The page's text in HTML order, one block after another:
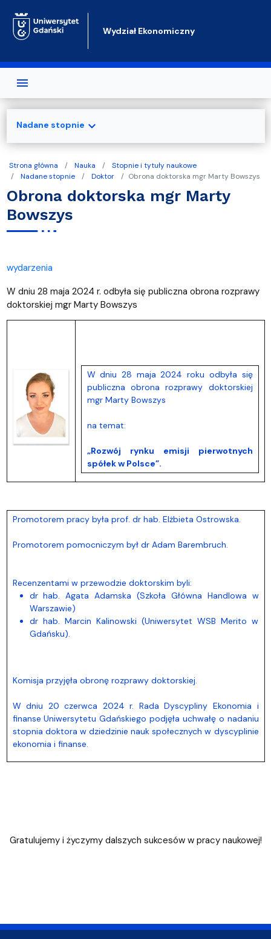
Wydział Ekonomiczny
Strona główna Nauka
Stopnie i tytuły naukowe
Nadane stopnie
Doktor Obrona doktorska mgr Marty Bowszys
Obrona doktorska mgr Marty
Bowszys
wydarzenia
W dniu 28 maja 2024 r. odbyła się publiczna obrona rozprawy
doktorskiej mgr Marty Bowszys
W dniu 28 maja 2024 roku odbyła się
publiczna obrona rozprawy doktorskiej
mgr Marty Bowszys
na temat:
„Rozwój rynku emisji pierwotnych
spółek w Polsce”.
Promotorem pracy była prof. dr hab. Elżbieta Ostrowska.
Promotorem pomocniczym był dr Adam Barembruch.
Recenzentami w przewodzie doktorskim byli:
dr hab. Agata Adamska (Szkoła Główna Handlowa w
Warszawie)
dr hab. Marcin Kalinowski (Uniwersytet WSB Merito w
Gdańsku).
Komisja przyjęła obronę rozprawy doktorskiej.
W dniu 20 czerwca 2024 r. Rada Dyscypliny Ekonomia i
finanse Uniwersytetu Gdańskiego podjęła uchwałę o nadaniu
stopnia doktora w dziedzinie nauk społecznych w dyscyplinie
ekonomia i finanse.
Gratulujemy i życzymy dalszych sukcesów w pracy naukowej!
Nadane stopnie expand_more